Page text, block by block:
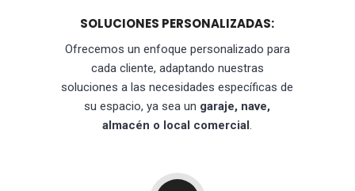
SOLUCIONES PERSONALIZADAS:
Ofrecemos un enfoque personalizado para
cada cliente, adaptando nuestras
soluciones a las necesidades específicas de
su espacio, ya sea un garaje, nave,
almacén o local comercial.